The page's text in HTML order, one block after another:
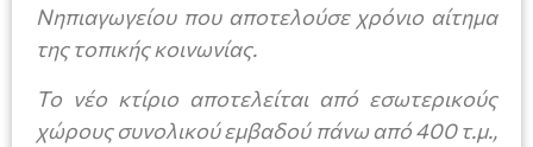
Νηπιαγωγείου που αποτελούσε χρόνιο αίτημα
της τοπικής κοινωνίας.
Το νέο κτίριο αποτελείται από εσωτερικούς
χώρους συνολικού εμβαδού πάνω από 400 τ.μ.,